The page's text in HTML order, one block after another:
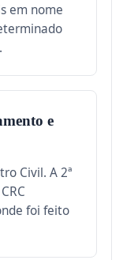
em nome
e
Civil. A 2ª
foi feito